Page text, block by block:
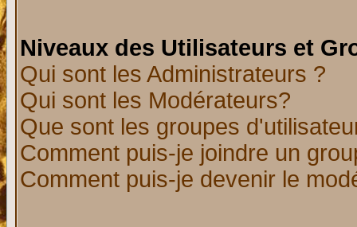
Niveaux des Utilisateurs et
Qui sont les Administrateurs ?
Qui sont les Modérateurs?
Que sont les groupes
Comment puis-je joindre un
Comment puis-je devenir le